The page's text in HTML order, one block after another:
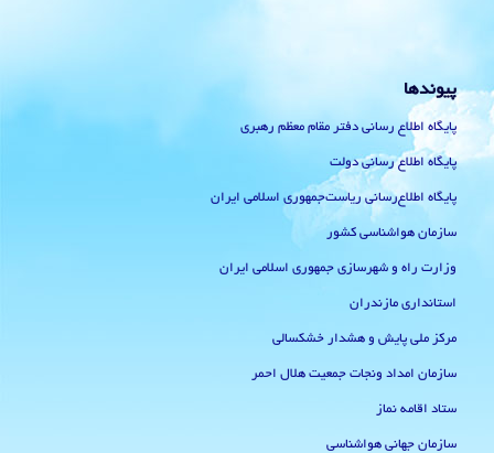
پیوندها
پایگاه اطلاع رسانی دفتر مقام معظم رهبری
پایگاه اطلاع رسانی دولت
پایگاه اطلاع‌رسانی ریاست‌جمهوری اسلامی ایران
سازمان هواشناسی کشور
وزارت راه و شهرسازی جمهوری اسلامی ایران
استانداری مازندران
مرکز ملی پایش و هشدار خشکسالی
سازمان امداد ونجات جمعیت هلال احمر
ستاد اقامه نماز
سازمان جهانی هواشناسی